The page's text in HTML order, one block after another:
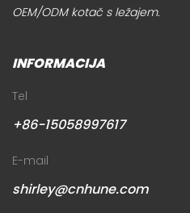
OEM/ODM kotač s ležajem.
INFORMACIJA
Tel
+86-15058997617
E-mail
shirley@cnhune.com